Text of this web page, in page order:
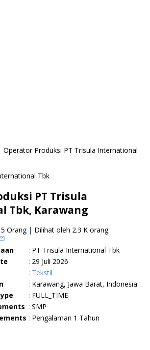
Operator Produksi PT Trisula International
PT Trisula
Tbk, Karawang
Orang | Dilihat oleh 2.3 K orang
: PT Trisula International Tbk
: 29 Juli 2026
: Tekstil
: Karawang, Jawa Barat, Indonesia
: FULL_TIME
: SMP
: Pengalaman 1 Tahun